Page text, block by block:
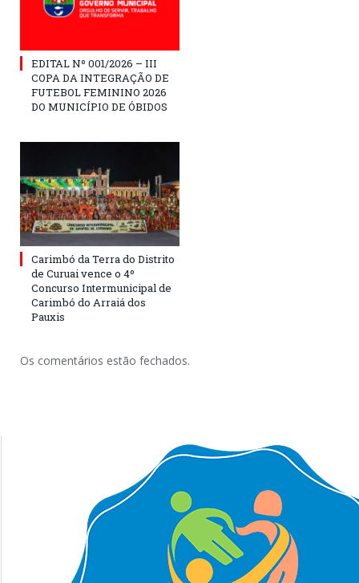
EDITAL Nº 001/2026 – III
COPA DA INTEGRAÇÃO DE
FUTEBOL FEMININO 2026
DO MUNICÍPIO DE ÓBIDOS
Carimbó da Terra do Distrito
de Curuai vence o 4º
Concurso Intermunicipal de
Carimbó do Arraiá dos
Pauxis
Os comentários estão fechados.